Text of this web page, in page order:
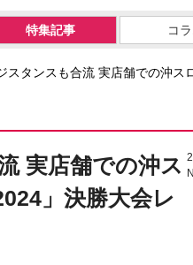
特集記事 コ
スタンスも合流 実店舗での沖
実店舗での沖ス
」決勝大会レ